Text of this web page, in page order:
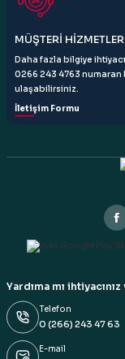
MÜŞTERİ
Daha fazla bilgiye
0266 243 4763 numaran
ulaşabilirsiniz.
İletişim Formu
Yardıma mı ihtiyacınız
Telefon
0 (266) 243 47 63
E-mail